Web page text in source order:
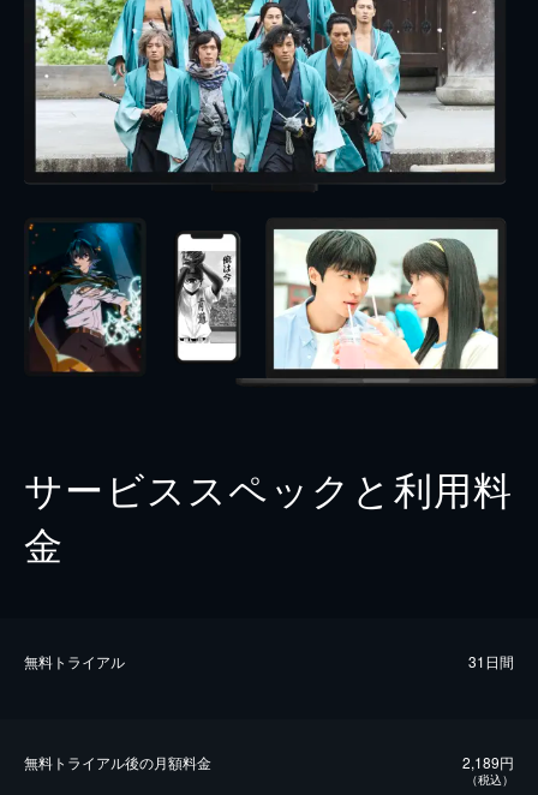
サービススペックと利用料
金
無料トライアル 31日間
無料トライアル後の⽉額料金 2,189円
（税込）